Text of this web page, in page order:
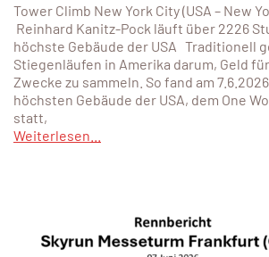
Tower Climb New York City (USA – New
Reinhard Kanitz-Pock läuft über 2226
höchste Gebäude der USA Traditionell
Stiegenläufen in Amerika darum, Geld
Zwecke zu sammeln. So fand am
höchsten Gebäude der USA, dem One
statt,
Weiterlesen...